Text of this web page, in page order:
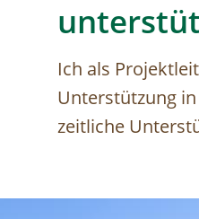
Ich als
Unterstützung
zeitliche